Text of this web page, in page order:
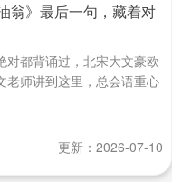
翁》最后一句，藏着对
对都背诵过，北宋大文豪欧
老师讲到这里，总会语重心
更新：2026-07-10